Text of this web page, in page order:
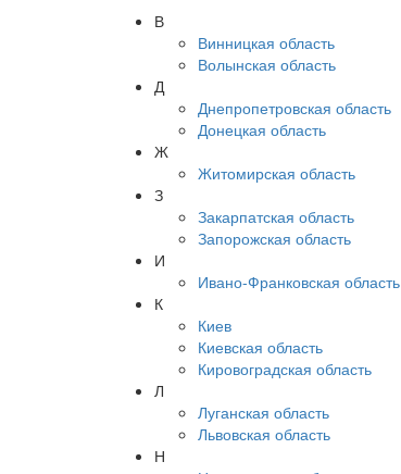
В
Винницкая область
Волынская область
Д
Днепропетровская область
Донецкая область
Ж
Житомирская область
З
Закарпатская область
Запорожская область
И
Ивано-Франковская область
К
Киев
Киевская область
Кировоградская область
Л
Луганская область
Львовская область
Н